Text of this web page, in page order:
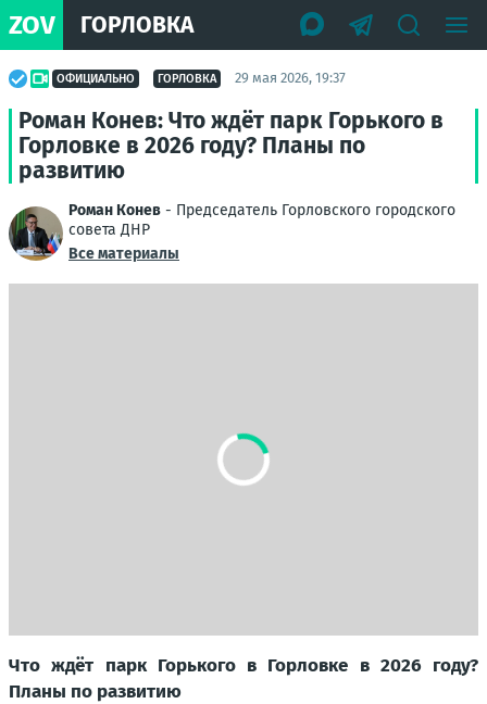
ZOV ГОРЛОВКА
ОФИЦИАЛЬНО ГОРЛОВКА 29 мая 2026, 19:37
Роман Конев: Что ждёт парк Горького в
Горловке в 2026 году? Планы по
развитию
Роман Конев - Председатель Горловского городского
совета ДНР
Все материалы
Что ждёт парк Горького в Горловке в 2026 году?
Планы по развитию